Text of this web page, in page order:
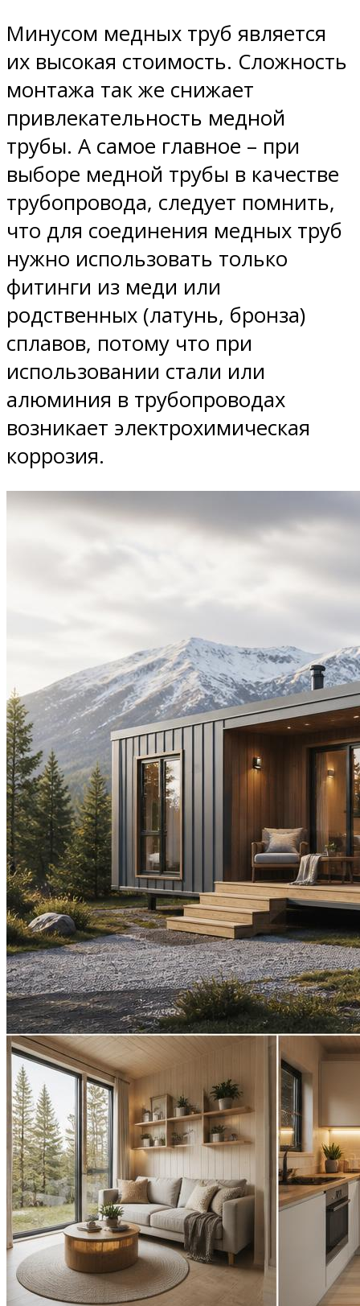
Минусом медных труб является
их высокая стоимость. Сложность
монтажа так же снижает
привлекательность медной
трубы. А самое главное – при
выборе медной трубы в качестве
трубопровода, следует помнить,
что для соединения медных труб
нужно использовать только
фитинги из меди или
родственных (латунь, бронза)
сплавов, потому что при
использовании стали или
алюминия в трубопроводах
возникает электрохимическая
коррозия.